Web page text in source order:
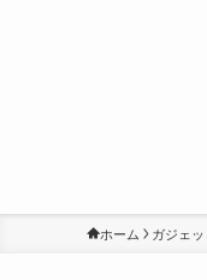
ホーム ガジェッ